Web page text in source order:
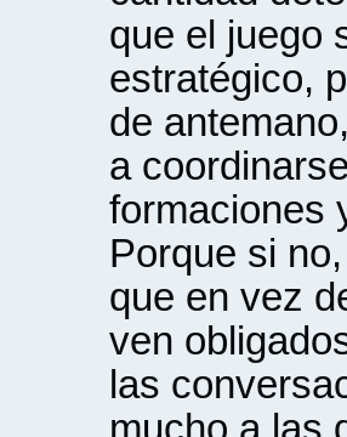
que el juego
estratégico,
de
a
formaciones
Porque si
que en vez
ven
las